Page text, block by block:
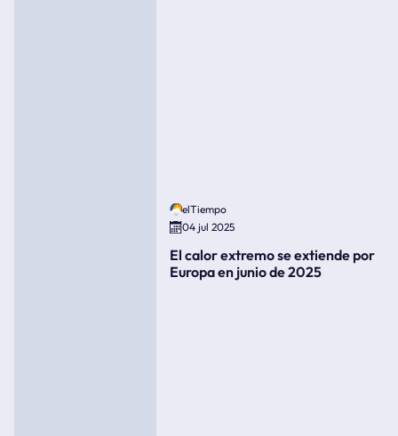
elTiempo
04 jul 2025
El calor extremo se extiende por
Europa en junio de 2025